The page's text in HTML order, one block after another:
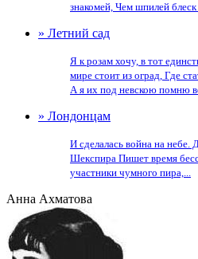
знакомей, Чем шпилей
» Летний сад
Я к розам хочу, в тот
мире стоит из оград, Где
А я их под невскою помню
» Лондонцам
И сделалась война на небе.
Шекспира Пишет время
участники чумного пира,...
Анна Ахматова